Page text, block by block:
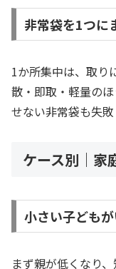
非常袋を1つに
1か所集中は、取り
散・即取・軽量の
せない非常袋も失敗
ケース別｜家
小さい子ども
まず親が低くなり